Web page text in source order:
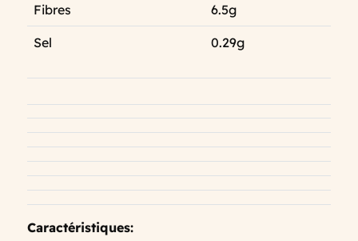
Fibres 6.5g
Sel 0.29g
Caractéristiques: